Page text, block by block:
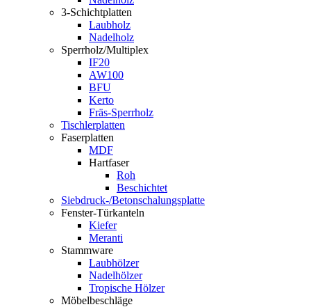
3-Schichtplatten
Laubholz
Nadelholz
Sperrholz/Multiplex
IF20
AW100
BFU
Kerto
Fräs-Sperrholz
Tischlerplatten
Faserplatten
MDF
Hartfaser
Roh
Beschichtet
Siebdruck-/Betonschalungsplatte
Fenster-Türkanteln
Kiefer
Meranti
Stammware
Laubhölzer
Nadelhölzer
Tropische Hölzer
Möbelbeschläge